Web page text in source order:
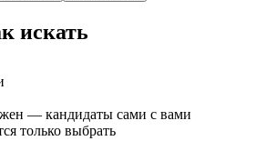
искать
— кандидаты сами с вами
только выбрать